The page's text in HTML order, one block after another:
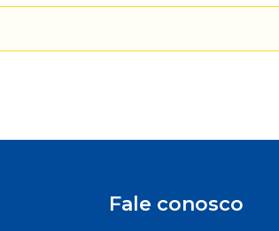
Fale conosco